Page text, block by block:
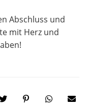
Abschluss und
mit Herz und